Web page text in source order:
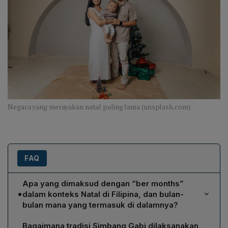
Negara yang merayakan natal paling lama (unsplash.com)
FAQ
•
Apa yang dimaksud dengan “ber months”
dalam konteks Natal di Filipina, dan bulan-
bulan mana yang termasuk di dalamnya?
“Ber months” adalah sebutan untuk periode empat
Bagaimana tradisi Simbang Gabi dilaksanakan,